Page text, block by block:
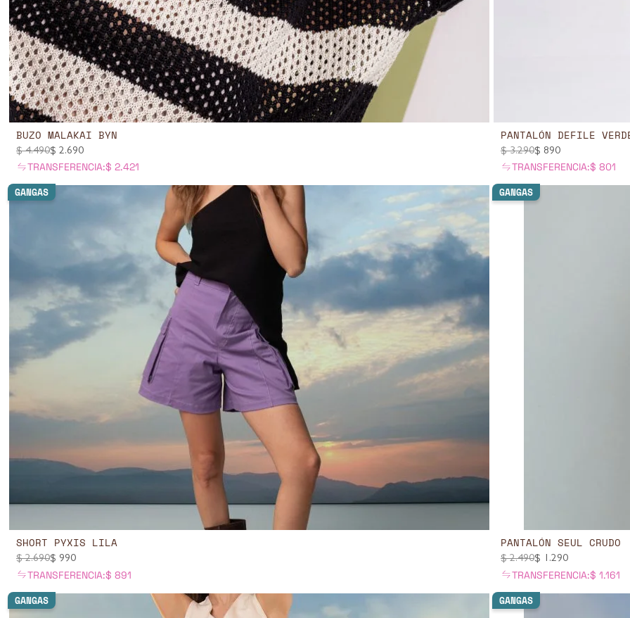
BUZO MALAKAI BYN
$4.490$ 2.690
TRANSFERENCIA:$ 2.421
PANTALÓN DEFILE
$3.290$ 890
TRANSFERENCIA:$ 801
GANGAS
SHORT PYXIS LILA
$2.690$ 990
TRANSFERENCIA:$ 891
GANGAS
PANTALÓN SEUL CRUDO
$2.490$ 1.290
TRANSFERENCIA:$ 1.161
GANGAS GANGAS